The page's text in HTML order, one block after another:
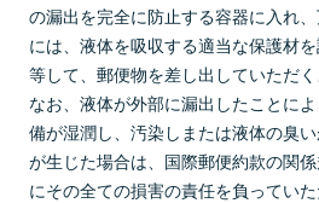
の漏出を完全に防止する容器に入れ
には、液体を吸収する適当な保護材
等して、郵便物を差し出していただく
なお、液体が外部に漏出したことに
備が湿潤し、汚染しまたは液体の臭
が生じた場合は、国際郵便約款の関
にその全ての損害の責任を負っていた